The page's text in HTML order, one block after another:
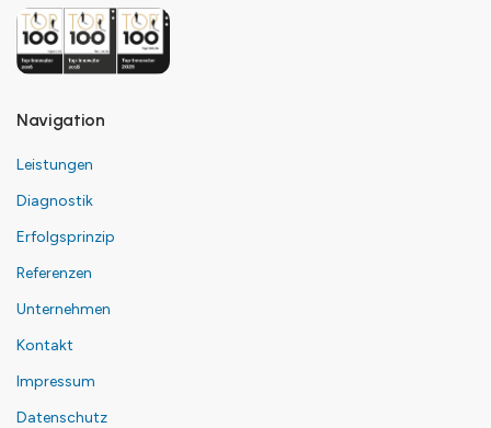
Navigation
Leistungen
Diagnostik
Erfolgsprinzip
Referenzen
Unternehmen
Kontakt
Impressum
Datenschutz